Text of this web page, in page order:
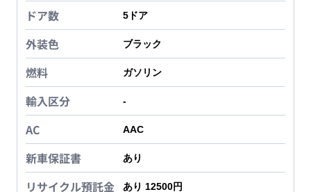
ドア数 5 ドア
外装色 ブラック
燃料 ガソリン
輸入区分 -
AC AAC
新車保証書 あり
リサイクル預託金 あり 12500円